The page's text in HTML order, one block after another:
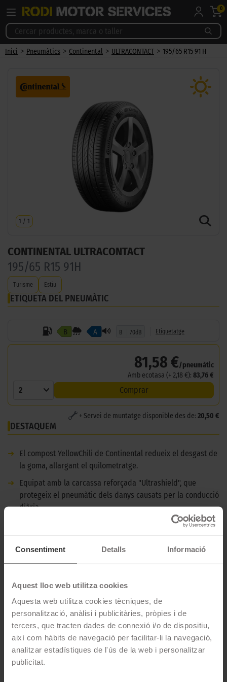
Consentiment Detalls Informació
Aquest lloc web utilitza cookies
Aquesta web utilitza cookies tècniques, de
personalització, anàlisi i publicitàries, pròpies i de
tercers, que tracten dades de connexió i/o de dispositiu,
així com hàbits de navegació per facilitar-li la navegació,
analitzar estadístiques de l'ús de la web i personalitzar
publicitat.
0
Inici > Pneumàtics > Continental > ULTRACONTACT > 195/65 R15 91 H
1 / 1
CONTINENTAL ULTRACONTACT
195/65 R15 91H
Turisme Estiu
ETIQUETA DEL PNEUMÀTIC
B A B 70dB Etiquetatge
81,58 €/pneumàtic
Amb ecotasa (+ 2,18 €): 83,76 €
2 Comprar
+ Servei de muntatge disponible des de: 20,50 €
DESTAQUEM
➜
El compost YellowChili de Continental redueix el desgast de
la goma, allargant el quilometratge.
➜
Equipat amb la carcassa reforçada "Ultrashield", que
protegeix el pneumàtic dels danys causats per la conducció
diària.
La banda de rodament del Continental Ultracontact amb
distància de frenada sobre mullat, fent que la conducció
sigui més segura els dies de pluja.
DESCRIPCIÓ CONTINENTAL ULTRACONTACT -
195/65 R15 91H
El Continental Ultracontact és un pneumàtic molt versàtil per
turismes i SUV que destaca per la seva durabilitat. És ideal per
aquells conductors que busquen la fiabilitat i qualitat
alemanya de la marca Premium Continental.